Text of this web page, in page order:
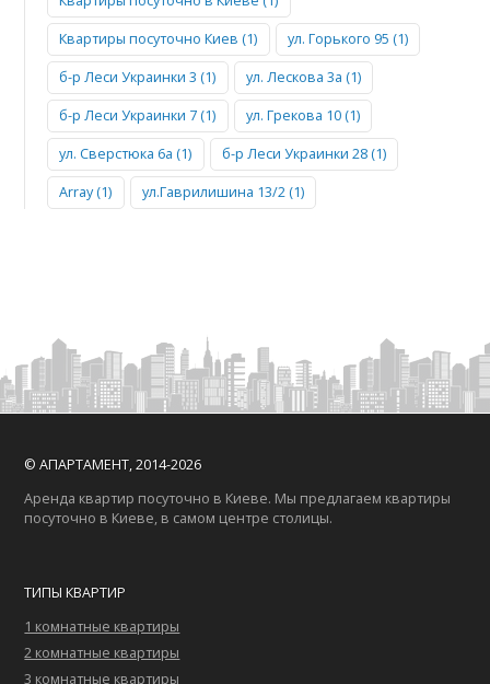
Квартиры посуточно Киев (1) ул. Горького 95 (1)
б-р Леси Украинки 3 (1) ул. Лескова 3а (1)
б-р Леси Украинки 7 (1) ул. Грекова 10 (1)
ул. Сверстюка 6а (1) б-р Леси Украинки 28 (1)
Array (1) ул.Гаврилишина 13/2 (1)
© АПАРТАМЕНТ, 2014-2026
Аренда квартир посуточно в Киеве. Мы предлагаем квартиры
посуточно в Киеве, в самом центре столицы.
ТИПЫ КВАРТИР
1 комнатные квартиры
2 комнатные квартиры
3 комнатные квартиры